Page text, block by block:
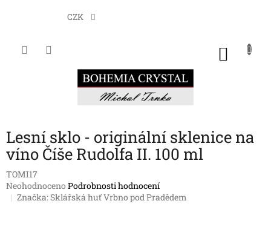
CZK
Lesní sklo - originální sklenice na
víno Číše Rudolfa II. 100 ml
TOMI17
Průměrné
hodnocení
Neohodnoceno Podrobnosti hodnocení
Značka:Sklářská huť Vrbno pod Pradědem